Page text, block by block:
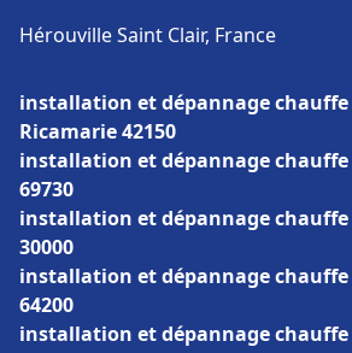
Hérouville Saint Clair, France
installation et dépannage chauffe
Ricamarie 42150
installation et dépannage chauffe
69730
installation et dépannage chauffe
30000
installation et dépannage
64200
installation et dépannage chauffe